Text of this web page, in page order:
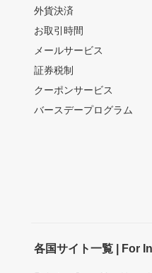
外貨決済
お取引時間
メールサービス
証券税制
クーポンサービス
バースデープログラム
各国サイト一覧 | For